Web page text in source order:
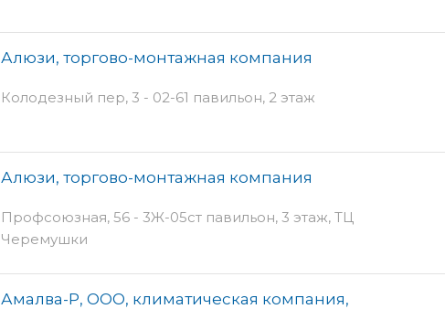
Алюзи, торгово-монтажная компания
Колодезный пер, 3 - 02-61 павильон, 2 этаж
Алюзи, торгово-монтажная компания
Профсоюзная, 56 - 3Ж-05ст павильон, 3 этаж, ТЦ
Черемушки
Амалва-Р, ООО, климатическая компания,